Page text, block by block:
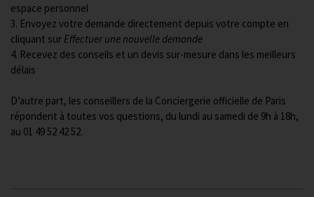
espace personnel
3. Envoyez votre demande directement depuis votre compte en
cliquant sur Effectuer une nouvelle demande
4. Recevez des conseils et un devis sur-mesure dans les meilleurs
délais
D’autre part, les conseillers de la Conciergerie officielle de Paris
répondent à toutes vos questions, du lundi au samedi de 9h à 18h,
au 01 49 52 42 52.